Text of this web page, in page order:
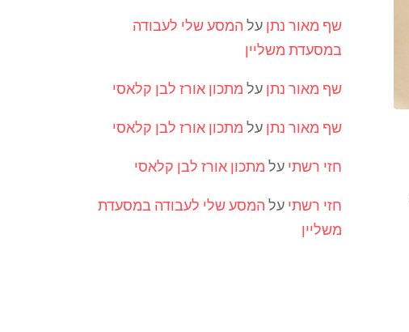
שף מאור נתן על המסע שלי לעבודה
במסעדת משליין
שף מאור נתן על מתכון אורז לבן קלאסי
שף מאור נתן על מתכון אורז לבן קלאסי
חזי רשתי על מתכון אורז לבן קלאסי
חזי רשתי על המסע שלי לעבודה במסעדת
משליין